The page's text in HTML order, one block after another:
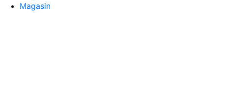
Magasin